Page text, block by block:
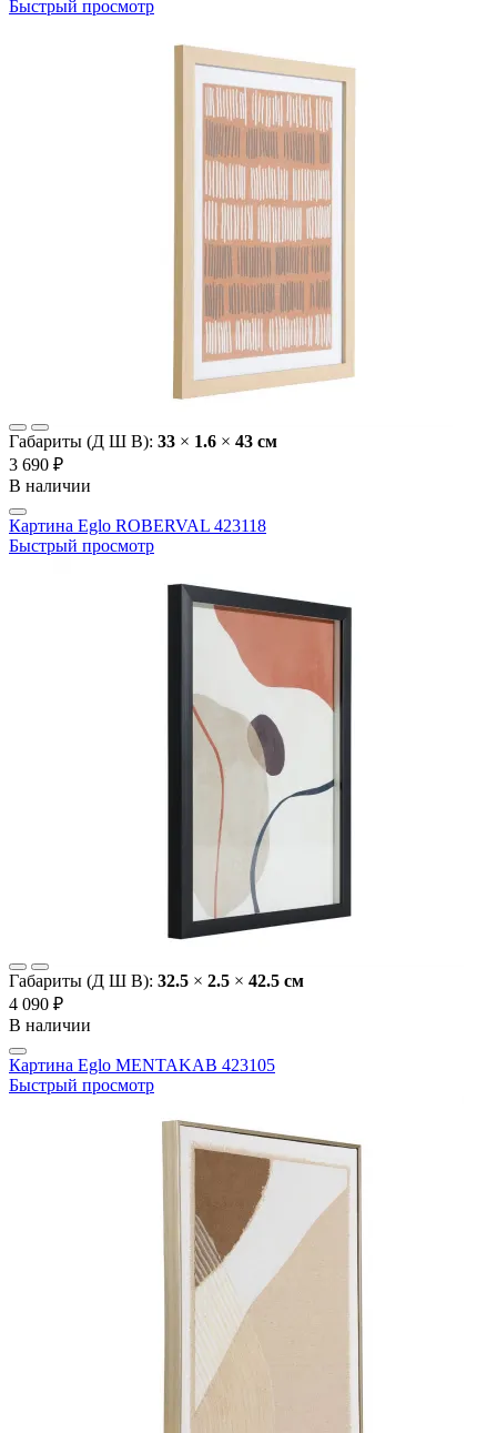
Быстрый просмотр
Габариты (Д Ш В): 33 × 1.6 × 43 cм
3 690 ₽
В наличии
Картина Eglo ROBERVAL 423118
Быстрый просмотр
Габариты (Д Ш В): 32.5 × 2.5 × 42.5 cм
4 090 ₽
В наличии
Картина Eglo MENTAKAB 423105
Быстрый просмотр